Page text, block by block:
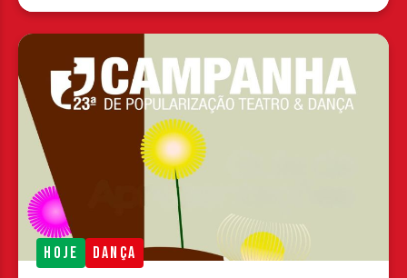
HOJE DANÇA